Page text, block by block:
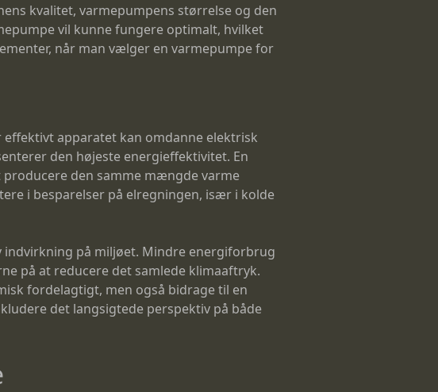
kvalitet, varmepumpens størrelse og den
vil kunne fungere optimalt, hvilket
når man vælger en varmepumpe for
apparatet kan omdanne elektrisk
den højeste energieffektivitet. En
den samme mængde varme
i besparelser på elregningen, især i kolde
indvirkning på miljøet. Mindre energiforbrug
på at reducere det samlede klimaaftryk.
fordelagtigt, men også bidrage til en
det langsigtede perspektiv på både